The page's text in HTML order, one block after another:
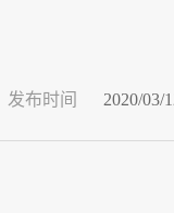
发布时间 2020/03/